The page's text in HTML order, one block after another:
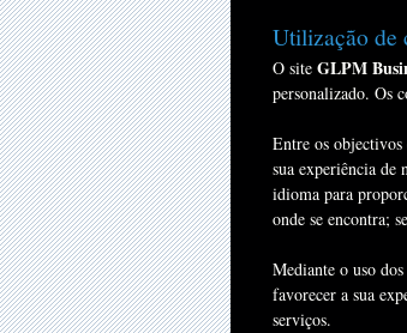
Utilização de
O site GLPM
personalizado. Os
Entre os
sua experiência de
idioma para
onde se encontra;
Mediante o uso
favorecer a sua
serviços.